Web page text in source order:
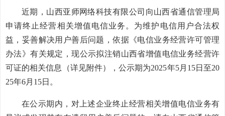
近期，山西亚师网络科技有限公司向山西省通信管理局
申请终止经营相关增值电信业务。为维护电信用户合法权
益，妥善解决用户善后问题，依据《电信业务经营许可管理
办法》有关规定，现公示拟注销山西省增值电信业务经营许
可证的相关信息（详见附件），公示期为2025年5月15日至20
25年6月15日。
在公示期内，对上述企业终止经营相关增值电信业务有